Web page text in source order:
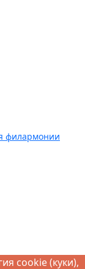
филармонии
cookie (куки),